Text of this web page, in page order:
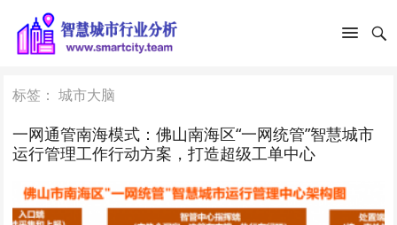
标签：城市大脑
一网通管南海模式：佛山南海区“一网统管”智慧城市
运行管理工作行动方案，打造超级工单中心